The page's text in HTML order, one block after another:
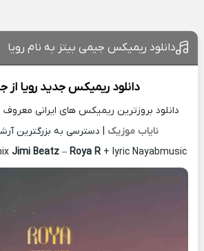
دانلود ریمیکس جیمی بیتز به نام رویا
دانلود ریمیکس جدید رویا از
دانلود بروزترین ریمیکس های ایرانی
نایاب موزیک | دسترسی به بزرگترین
Jimi Beatz– Roya R+ lyric Nayabmusic